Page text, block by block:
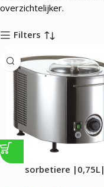
overzichtelijker.
Filters
sorbetiere |0,75L|